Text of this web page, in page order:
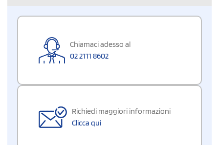
Chiamaci adesso al
02 2111 8602
Richiedi maggiori informazioni
Clicca qui